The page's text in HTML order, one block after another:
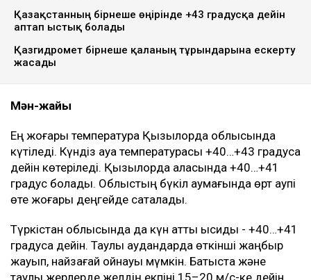
Синоптиктер 10 тамызға Қазақстанның бірқатар
ТАҒЫ ДА ОҚЫҢЫЗДАР
Алматы мен Астана тұрғындарына ескерту жасалды
Қазақстанның бірнеше өңірінде +43 градусқа дейін
аптап ыстық болады
Қазгидромет бірнеше қаланың тұрғындарына ескерту
жасады
Мән-жайы